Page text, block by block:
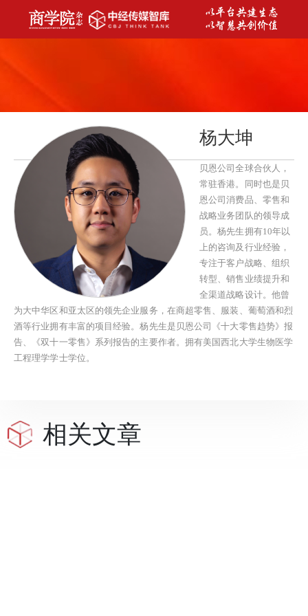
杨大坤
贝恩公司全球合伙人，
常驻香港。同时也是贝
恩公司消费品、零售和
战略业务团队的领导成
员。杨先生拥有10年以
上的咨询及行业经验，
专注于客户战略、组织
转型、销售业绩提升和
全渠道战略设计。他曾
为大中华区和亚太区的领先企业服务，在商超零售、服装、葡萄酒和烈
酒等行业拥有丰富的项目经验。杨先生是贝恩公司《十大零售趋势》报
告、《双十一零售》系列报告的主要作者。拥有美国西北大学生物医学
工程理学学士学位。
相关文章